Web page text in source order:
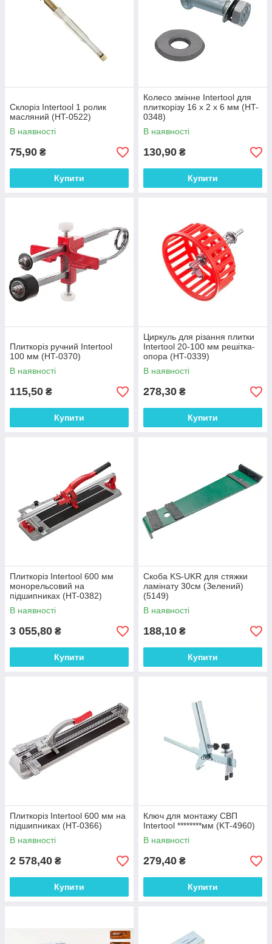
Склоріз Intertool 1 ролик
масляний (HT-0522)
В наявності
75,90 ₴
Купити
Колесо змінне Intertool для
плиткорізу 16 х 2 х 6 мм (HT-
0348)
В наявності
130,90 ₴
Купити
Плиткоріз ручний Intertool
100 мм (HT-0370)
В наявності
115,50 ₴
Купити
Циркуль для різання плитки
Intertool 20-100 мм решітка-
опора (HT-0339)
В наявності
278,30 ₴
Купити
Плиткоріз Intertool 600 мм
монорельсовий на
підшипниках (HT-0382)
В наявності
3 055,80 ₴
Купити
Скоба KS-UKR для стяжки
ламінату 30см (Зелений)
(5149)
В наявності
188,10 ₴
Купити
Плиткоріз Intertool 600 мм на
підшипниках (HT-0366)
В наявності
2 578,40 ₴
Купити
Ключ для монтажу СВП
Intertool ********мм (KT-4960)
В наявності
279,40 ₴
Купити